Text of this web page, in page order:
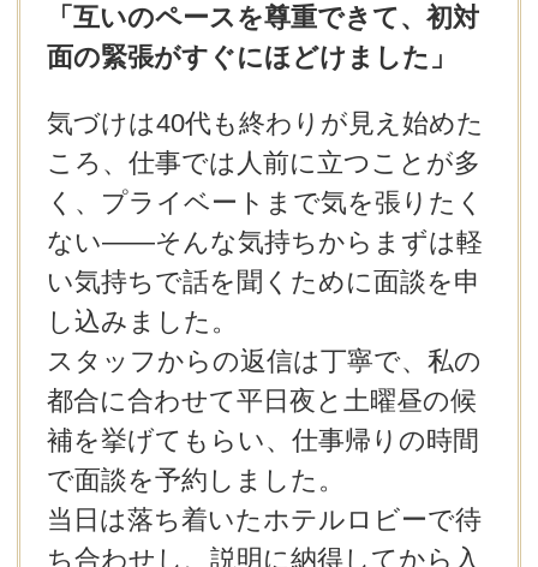
「互いのペースを尊重できて、初対
面の緊張がすぐにほどけました」
気づけは40代も終わりが見え始めた
ころ、仕事では人前に立つことが多
く、プライベートまで気を張りたく
ない――そんな気持ちからまずは軽
い気持ちで話を聞くために面談を申
し込みました。
スタッフからの返信は丁寧で、私の
都合に合わせて平日夜と土曜昼の候
補を挙げてもらい、仕事帰りの時間
で面談を予約しました。
当日は落ち着いたホテルロビーで待
ち合わせし、説明に納得してから入